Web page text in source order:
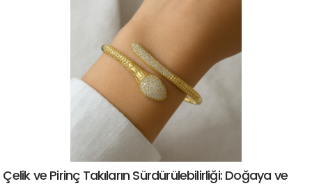
Çelik ve Pirinç Takıların Sürdürülebilirliği: Doğaya ve